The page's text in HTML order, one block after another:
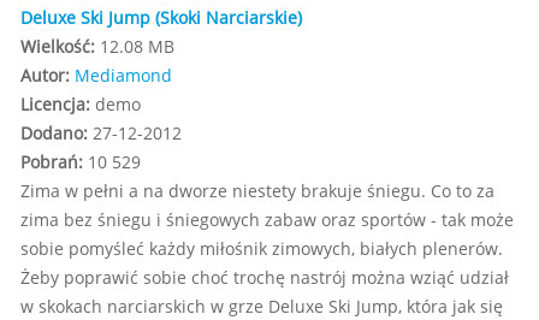
Deluxe Ski Jump (Skoki Narciarskie)
Wielkość: 12.08 MB
Autor: Mediamond
Licencja: demo
Dodano: 27-12-2012
Pobrań: 10 529
Zima w pełni a na dworze niestety brakuje śniegu. Co to za
zima bez śniegu i śniegowych zabaw oraz sportów - tak może
sobie pomyśleć każdy miłośnik zimowych, białych plenerów.
Żeby poprawić sobie choć trochę nastrój można wziąć udział
w skokach narciarskich w grze Deluxe Ski Jump, która jak się